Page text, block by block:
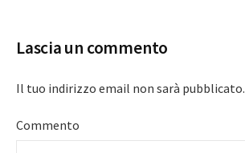
Lascia un commento
Il tuo indirizzo email non sarà pubblicato.
Commento